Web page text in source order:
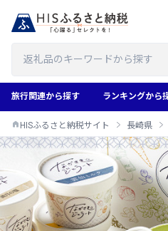
旅行関連から探す ランキングから
HISふるさと納税サイト 長崎県